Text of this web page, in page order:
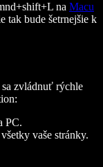
na Macu
tak bude šetrnejšie k
zvládnuť rýchle
PC.
vaše stránky.